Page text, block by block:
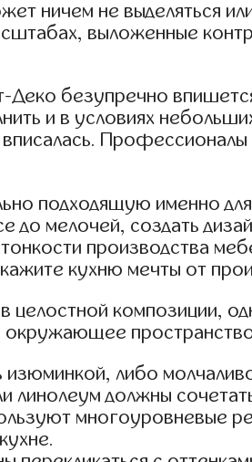
ничем не выделяться
выложенные
Деко безупречно
и в условиях
подходящую именно
до мелочей, создать
производства
кухню мечты от
целостной композиции,
окружающее
либо
линолеум должны
многоуровневые